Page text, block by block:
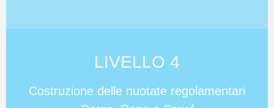
LIVELLO 4
Costruzione delle nuotate regolamentari